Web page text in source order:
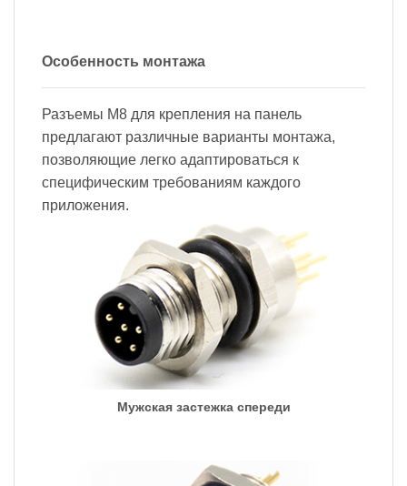
Особенность монтажа
Разъемы M8 для крепления на панель
предлагают различные варианты монтажа,
позволяющие легко адаптироваться к
специфическим требованиям каждого
приложения.
Мужская застежка спереди